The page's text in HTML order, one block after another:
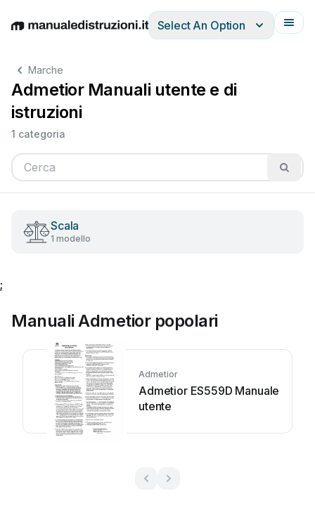
EnglishDeutschEspañolItalianoFrançais
Select An Option
Marche
Admetior Manuali utente e di
istruzioni
1 categoria
Scala
1 modello
;
Manuali Admetior popolari
Admetior
Admetior ES559D Manuale
utente